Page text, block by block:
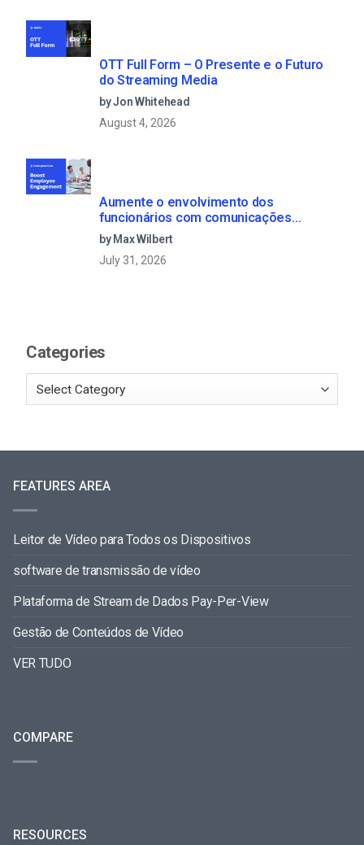
OTT Full Form – O Presente e o Futuro
do Streaming Media
by Jon Whitehead
August 4, 2026
Aumente o envolvimento dos
funcionários com comunicações
empresariais em direto
by Max Wilbert
July 31, 2026
Categories
FEATURES AREA
Leitor de Vídeo para Todos os Dispositivos
software de transmissão de vídeo
Plataforma de Stream de Dados Pay-Per-View
Gestão de Conteúdos de Vídeo
VER TUDO
COMPARE
RESOURCES